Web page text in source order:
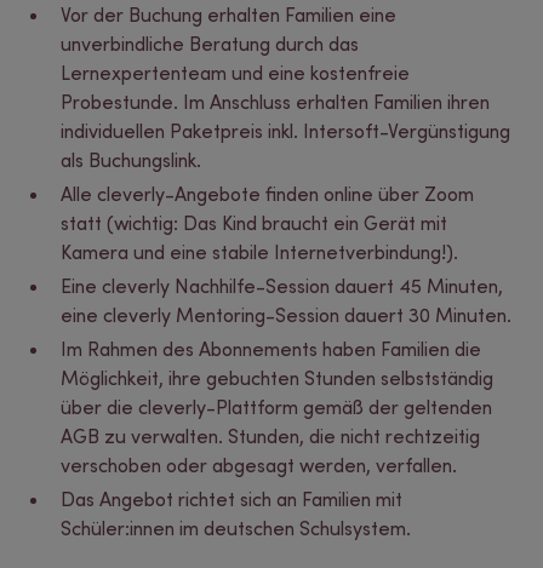
Vor der Buchung erhalten Familien eine
unverbindliche Beratung durch das
Lernexpertenteam und eine kostenfreie
Probestunde. Im Anschluss erhalten Familien ihren
individuellen Paketpreis inkl. Intersoft-Vergünstigung
als Buchungslink.
Alle cleverly-Angebote finden online über Zoom
statt (wichtig: Das Kind braucht ein Gerät mit
Kamera und eine stabile Internetverbindung!).
Eine cleverly Nachhilfe-Session dauert 45 Minuten,
eine cleverly Mentoring-Session dauert 30 Minuten.
Im Rahmen des Abonnements haben Familien die
Möglichkeit, ihre gebuchten Stunden selbstständig
über die cleverly-Plattform gemäß der geltenden
AGB zu verwalten. Stunden, die nicht rechtzeitig
verschoben oder abgesagt werden, verfallen.
Das Angebot richtet sich an Familien mit
Schüler:innen im deutschen Schulsystem.